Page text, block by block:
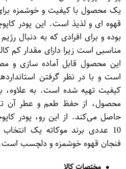
یک محصول با کیفیت و خوشمزه
قهوه ای و لذیذ است. این پودر
بوده و برای افرادی که به دنبال
مناسبی است زیرا دارای مقدار کم
این محصول قابل آماده سازی و
است و با در نظر گرفتن
کیفیت تهیه شده است. به علاوه،
محصول، از حفظ طعم و عطر آن
10 عددی برند موکاته یک
فنجان قهوه خوشمزه و دلچسب